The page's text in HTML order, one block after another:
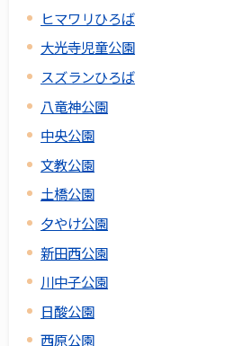
ヒマワリひろば
大光寺児童公園
スズランひろば
八竜神公園
中央公園
文教公園
土橋公園
夕やけ公園
新田西公園
川中子公園
日酸公園
西原公園